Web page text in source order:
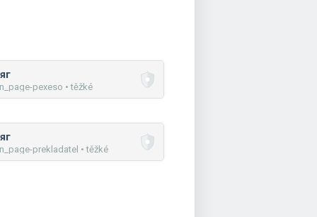
pexeso • těžké
prekladatel • těžké